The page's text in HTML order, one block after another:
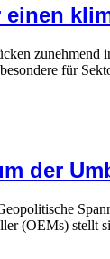
zunehmend
für
der
(OEMs) stellt